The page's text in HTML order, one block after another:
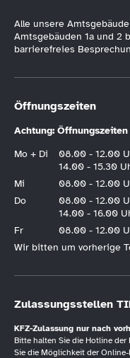
Alle unsere
Amtsgebäuden 1a und 2
barrierefreies
Öffnungszeiten
Achtung:
Mo + Di
08.00 - 12.00
14.00 - 15.30
Mi
08.00 - 12.00
Do
08.00 - 12.00
14.00 - 16.00
Fr
08.00 - 12.00
Wir bitten um vorherige
Zulassungsstellen
KFZ-Zulassung nur nach
Bitte halten Sie die Hotline
Sie die Möglichkeit der